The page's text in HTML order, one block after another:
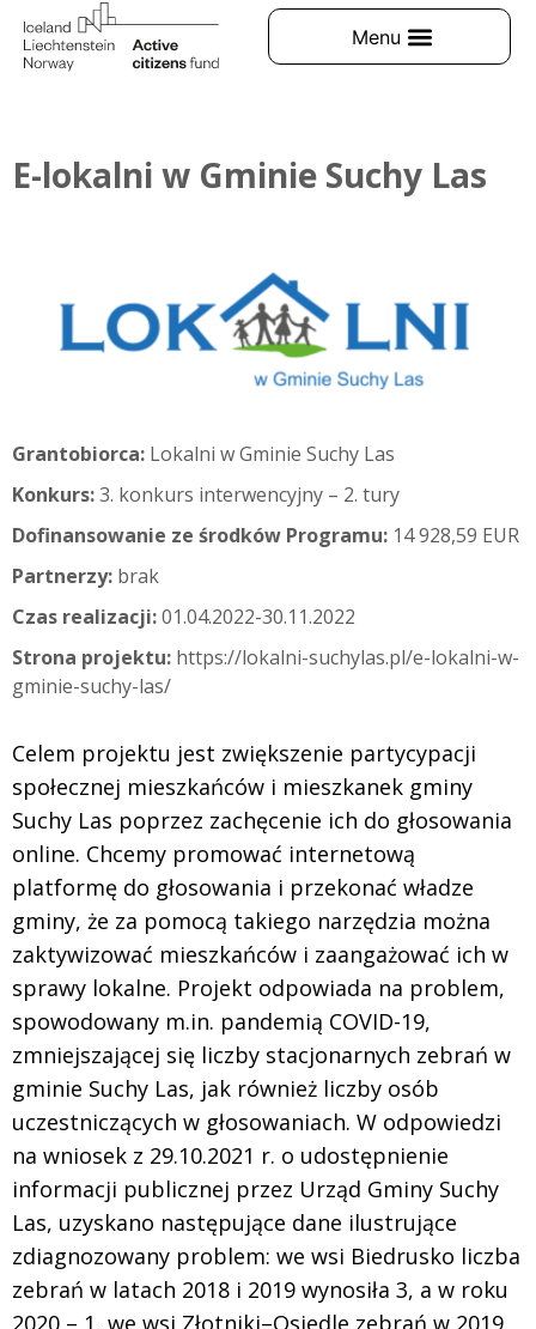
E-lokalni w Gminie Suchy Las
Grantobiorca: Lokalni w Gminie Suchy Las
Konkurs:3. konkurs interwencyjny – 2. tury
Dofinansowanie ze środków Programu: 14 928,59 EUR
Partnerzy: brak
Czas realizacji:01.04.2022-30.11.2022
Strona projektu: https://lokalni-suchylas.pl/e-lokalni-w-
gminie-suchy-las/
Celem projektu jest zwiększenie partycypacji
społecznej mieszkańców i mieszkanek gminy
Suchy Las poprzez zachęcenie ich do głosowania
online. Chcemy promować internetową
platformę do głosowania i przekonać władze
gminy, że za pomocą takiego narzędzia można
zaktywizować mieszkańców i zaangażować ich w
sprawy lokalne. Projekt odpowiada na problem,
spowodowany m.in. pandemią COVID-19,
zmniejszającej się liczby stacjonarnych zebrań w
gminie Suchy Las, jak również liczby osób
uczestniczących w głosowaniach. W odpowiedzi
na wniosek z 29.10.2021 r. o udostępnienie
informacji publicznej przez Urząd Gminy Suchy
Las, uzyskano następujące dane ilustrujące
zdiagnozowany problem: we wsi Biedrusko liczba
zebrań w latach 2018 i 2019 wynosiła 3, a w roku
2020 – 1, we wsi Złotniki–Osiedle zebrań w 2019